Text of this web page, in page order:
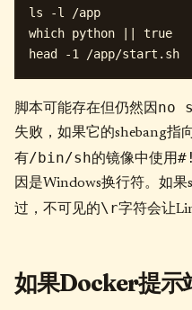
ls -l /app
which python || true
脚本可能存在但仍然因 no
失败，如果它的shebang指
有/bin/sh的镜像中使用
因是Windows换行符。如
过，不可见的\r字符会让
如果Docker提示